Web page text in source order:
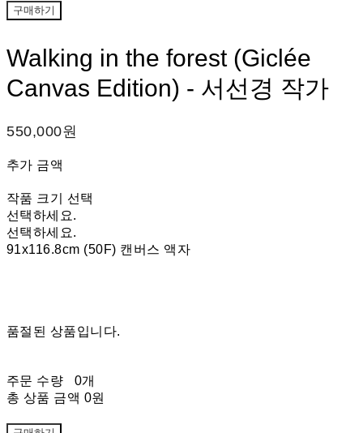
구매하기
Walking in the forest (Giclée
Canvas Edition) - 서선경 작가
550,000원
추가 금액
작품 크기 선택
선택하세요.
선택하세요.
91x116.8cm (50F) 캔버스 액자
품절된 상품입니다.
주문 수량
0개
총 상품 금액 0원